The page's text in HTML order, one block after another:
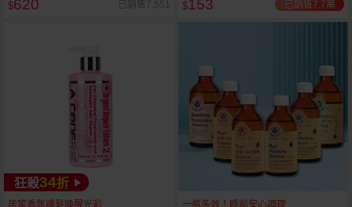
$620 已銷售7,551 $153 已銷售7.7萬
狂殺34折